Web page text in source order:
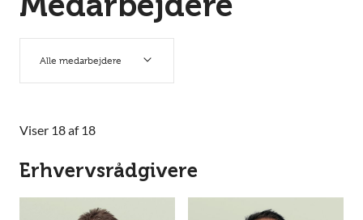
Alle medarbejdere
Viser 18 af 18
Erhvervsrådgivere